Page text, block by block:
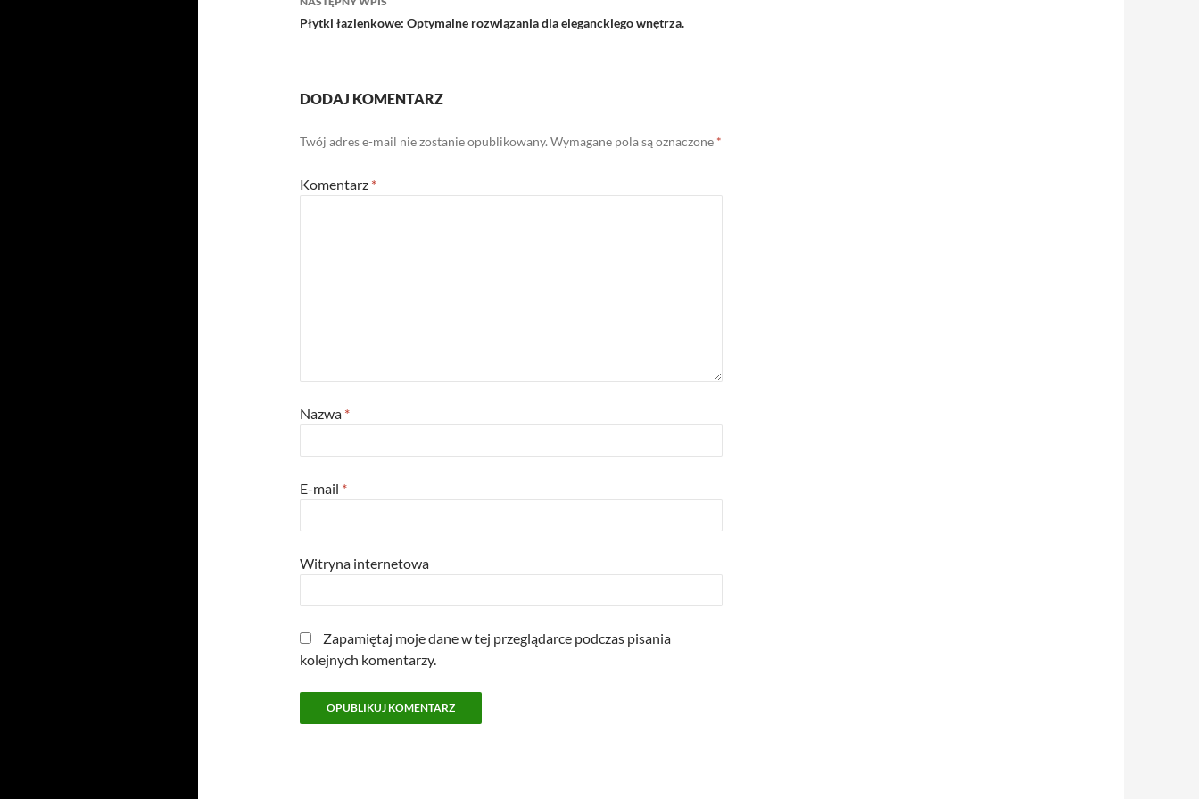
Płytki łazienkowe: Optymalne rozwiązania dla eleganckiego wnętrza.
DODAJ KOMENTARZ
Twój adres e-mail nie zostanie opublikowany. Wymagane pola są oznaczone *
Komentarz *
Nazwa *
E-mail *
Witryna internetowa
Zapamiętaj moje dane w tej przeglądarce podczas pisania
kolejnych komentarzy.